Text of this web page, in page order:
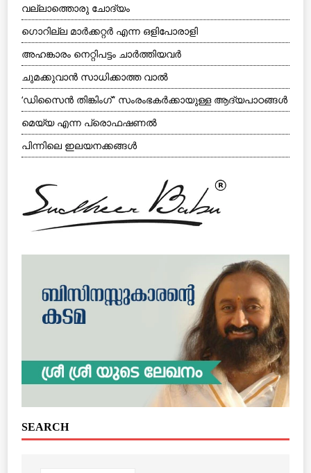
വല്ലാത്തൊരു ചോദ്യം
ഗൊറില്ല മാര്‍ക്കറ്റര്‍ എന്ന ഒളിപോരാളി
അഹങ്കാരം നെറ്റിപട്ടം ചാര്‍ത്തിയവര്‍
ചുമക്കുവാന്‍ സാധിക്കാത്ത വാല്‍
‘ഡിസൈന്‍ തിങ്കിംഗ്” സംരംഭകര്‍ക്കായുള്ള ആദ്യപാഠങ്ങള്‍
മെയ്യ എന്ന പ്രൊഫഷണല്‍
പിന്നിലെ ഇലയനക്കങ്ങള്‍
SEARCH